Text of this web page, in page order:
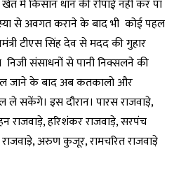
मे किसान धान की रोपाई नहीं कर पा
से अवगत कराने के बाद भी कोई पहल
टीएस सिंह देव से मदद की गुहार
संसाधनों से पानी निक्सलने की
जाने के बाद अब कतकालो और
सकेंगे। इस दौरान। पारस राजवाड़े,
राजवाड़े, हरिशंकर राजवाड़े, सरपंच
अरुण कुजूर, रामचरित राजवाड़े